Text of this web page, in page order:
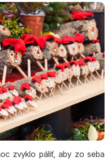
zvyklo páliť, aby zo seba